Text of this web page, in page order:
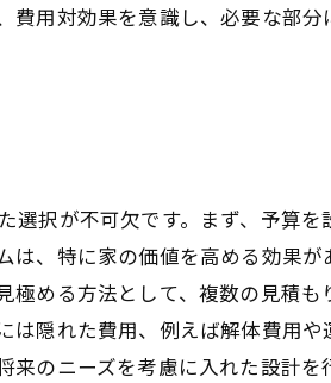
用対効果を意識し、必要な部
選択が不可欠です。まず、予算
、特に家の価値を高める効果
める方法として、複数の見積
隠れた費用、例えば解体費用
のニーズを考慮に入れた設計を